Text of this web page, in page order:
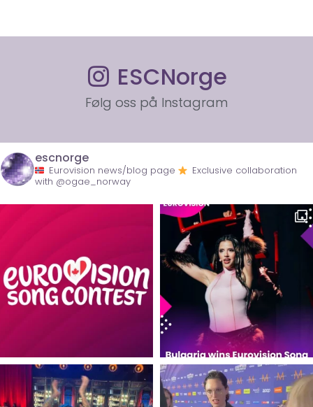
ESCNorge
Følg oss på Instagram
escnorge
Eurovision news/blog page
Exclusive collaboration
with @ogae_norway